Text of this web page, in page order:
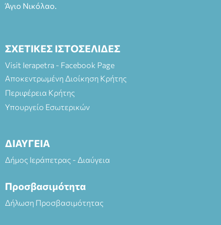
Άγιο Νικόλαο.
ΣΧΕΤΙΚΕΣ ΙΣΤΟΣΕΛΙΔΕΣ
Visit Ierapetra - Facebook Page
Αποκεντρωμένη Διοίκηση Κρήτης
Περιφέρεια Κρήτης
Υπουργείο Εσωτερικών
ΔΙΑΥΓΕΙΑ
Δήμος Ιεράπετρας - Διαύγεια
Προσβασιμότητα
Δήλωση Προσβασιμότητας